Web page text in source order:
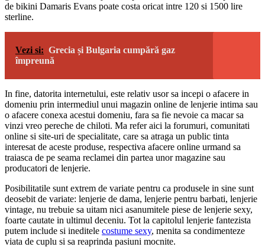
de bikini Damaris Evans poate costa oricat intre 120 si 1500 lire
sterline.
Vezi si: Grecia și Bulgaria cumpără gaz
împreună
In fine, datorita internetului, este relativ usor sa incepi o afacere in
domeniu prin intermediul unui magazin online de lenjerie intima sau
o afacere conexa acestui domeniu, fara sa fie nevoie ca macar sa
vinzi vreo pereche de chiloti. Ma refer aici la forumuri, comunitati
online si site-uri de specialitate, care sa atraga un public tinta
interesat de aceste produse, respectiva afacere online urmand sa
traiasca de pe seama reclamei din partea unor magazine sau
producatori de lenjerie.
Posibilitatile sunt extrem de variate pentru ca produsele in sine sunt
deosebit de variate: lenjerie de dama, lenjerie pentru barbati, lenjerie
vintage, nu trebuie sa uitam nici asanumitele piese de lenjerie sexy,
foarte cautate in ultimul deceniu. Tot la capitolul lenjerie fantezista
putem include si ineditele costume sexy, menita sa condimenteze
viata de cuplu si sa reaprinda pasiuni mocnite.